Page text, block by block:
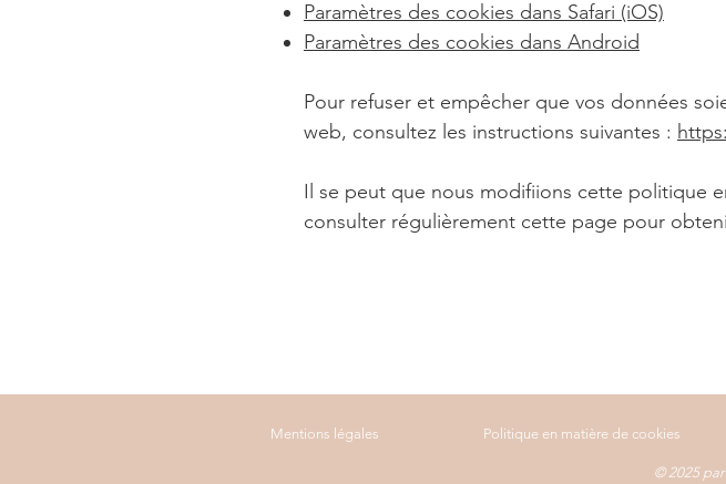
Paramètres des cookies dans Safari (iOS)
Paramètres des cookies dans Android
Pour refuser et empêcher que vos données
web, consultez les instructions suivantes :
Il se peut que nous modifiions cette politique
consulter régulièrement cette page pour
Mentions légales Politique en matière de cookies
© 2025 par